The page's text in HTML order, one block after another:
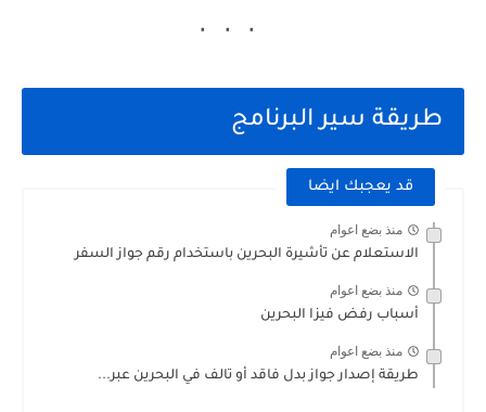
طريقة سير البرنامج
قد يعجبك ايضا
منذ بضع اعوام
الاستعلام عن تأشيرة البحرين باستخدام رقم جواز السفر
منذ بضع اعوام
أسباب رفض فيزا البحرين
منذ بضع اعوام
طريقة إصدار جواز بدل فاقد أو تالف في البحرين عبر...